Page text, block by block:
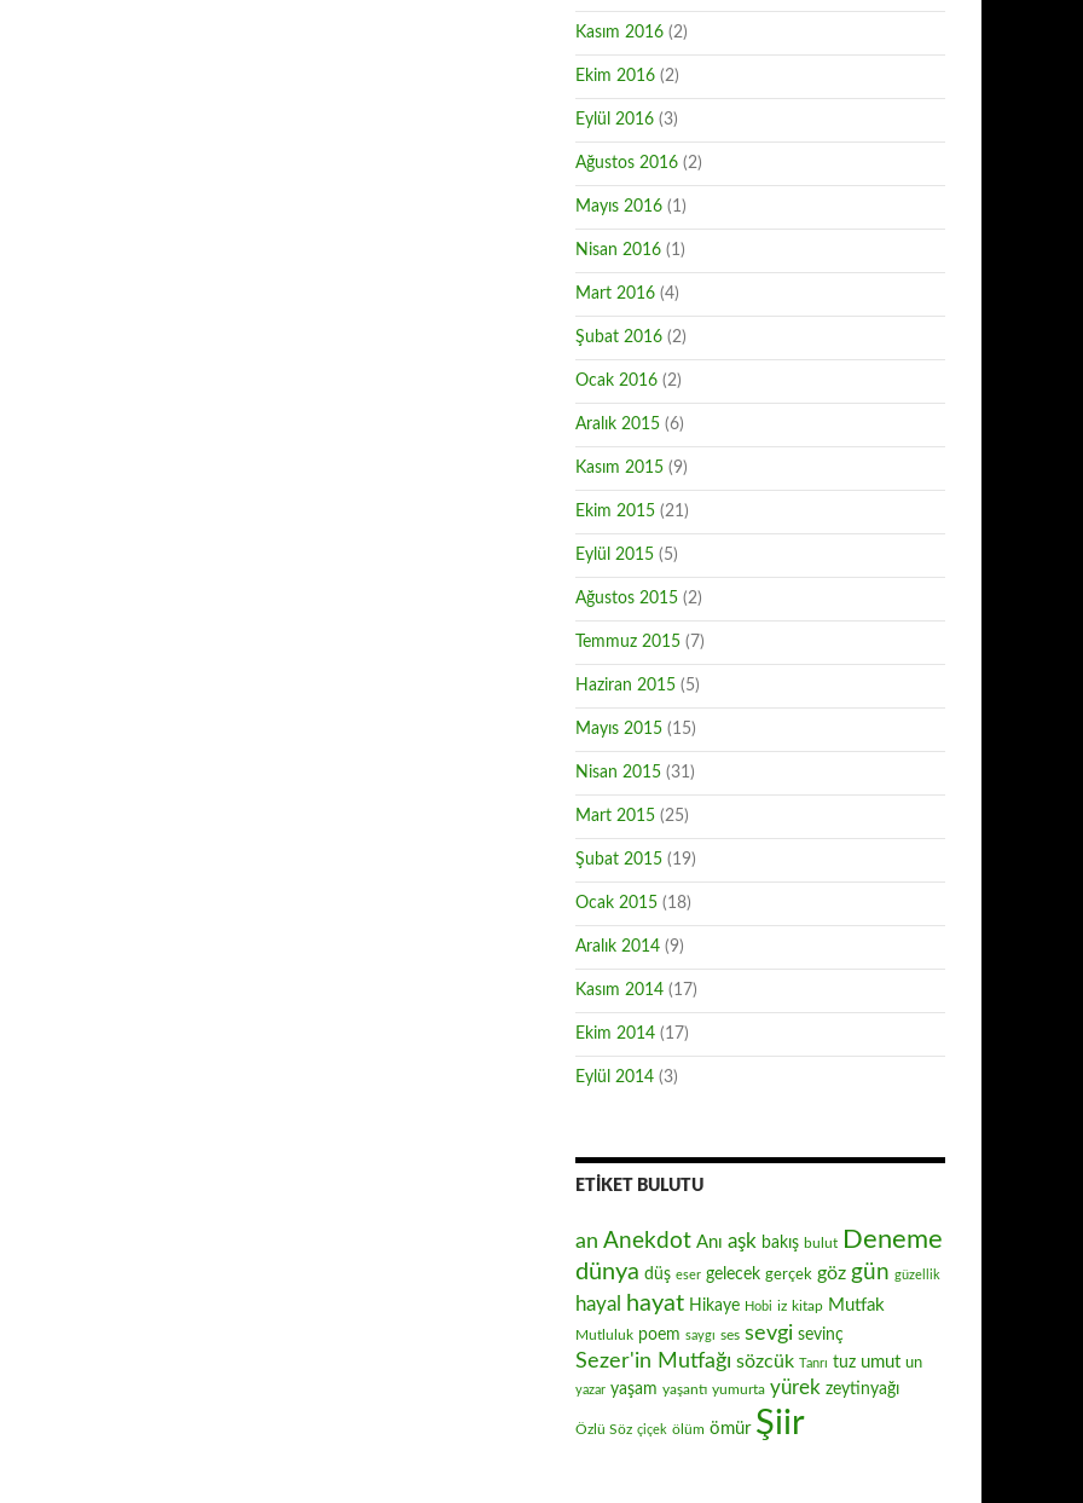
Kasım 2016 (2)
Ekim 2016 (2)
Eylül 2016 (3)
Ağustos 2016 (2)
Mayıs 2016 (1)
Nisan 2016 (1)
Mart 2016 (4)
Şubat 2016 (2)
Ocak 2016 (2)
Aralık 2015 (6)
Kasım 2015 (9)
Ekim 2015 (21)
Eylül 2015 (5)
Ağustos 2015 (2)
Temmuz 2015 (7)
Haziran 2015 (5)
Mayıs 2015 (15)
Nisan 2015 (31)
Mart 2015 (25)
Şubat 2015 (19)
Ocak 2015 (18)
Aralık 2014 (9)
Kasım 2014 (17)
Ekim 2014 (17)
Eylül 2014 (3)
ETIKET BULUTU
an Anekdot Anı aşk bakış bulut Deneme
dünya düş eser gelecek gerçek göz gün güzellik
hayal hayat Hikaye Hobi iz kitap Mutfak
Mutluluk poem saygı ses sevgi sevinç
Sezer'in Mutfağı sözcük Tanrı tuz umut un
yazar yaşam yaşantı yumurta yürek zeytinyağı
Özlü Söz çiçek ölüm ömür Şiir